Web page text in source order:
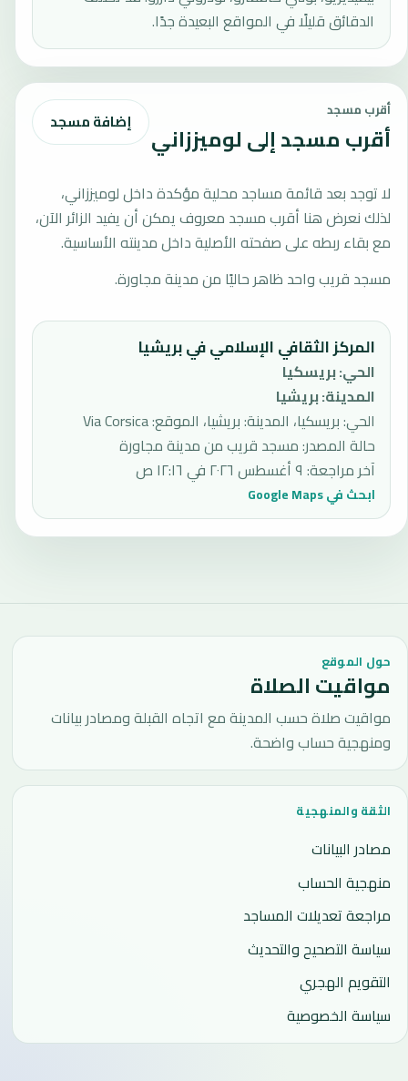
الدقائق قليلًا في المواقع البعيدة جدًا.
أقرب مسجد
أقرب مسجد إلى لوميززاني إضافة مسجد
لا توجد بعد قائمة مساجد محلية مؤكدة داخل لوميززاني،
لذلك نعرض هنا أقرب مسجد معروف يمكن أن يفيد الزائر الآن،
مع بقاء ربطه على صفحته الأصلية داخل مدينته الأساسية.
مسجد قريب واحد ظاهر حاليًا من مدينة مجاورة.
المركز الثقافي الإسلامي في بريشيا
الحي:بريسكيا
المدينة:بريشيا
الحي: بريسكيا، المدينة: بريشيا، الموقع: Via Corsica
حالة المصدر:مسجد قريب من مدينة مجاورة
آخر مراجعة: ٩ أغسطس ٢٠٢٦ في ١٢:١٦ ص
ابحث في Google Maps
حول الموقع
مواقيت الصلاة
مواقيت صلاة حسب المدينة مع اتجاه القبلة ومصادر بيانات
ومنهجية حساب واضحة.
الثقة والمنهجية
مصادر البيانات
منهجية الحساب
مراجعة تعديلات المساجد
سياسة التصحيح والتحديث
التقويم الهجري
سياسة الخصوصية